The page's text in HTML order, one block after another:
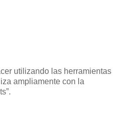
utilizando las herramientas
ampliamente con la